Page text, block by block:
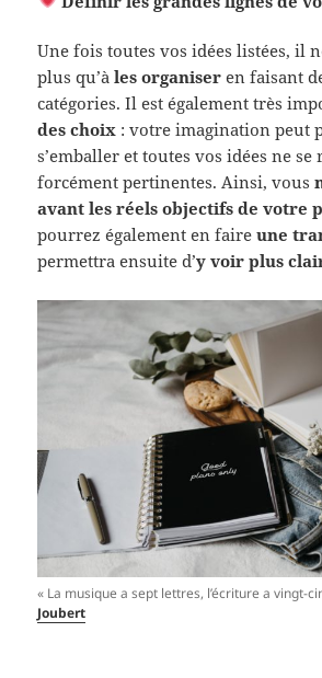
Une fois toutes vos idées listées, il
plus qu’àles organiser en faisant
catégories. Il est également très
des choix : votre imagination peut
s’emballer et toutes vos idées ne
forcément pertinentes. Ainsi, vous
avant les réels objectifs de votre
pourrez également en faireune
permettra ensuite d’y voir plus
« La musique a sept lettres, l’écriture a vingt-
Joubert